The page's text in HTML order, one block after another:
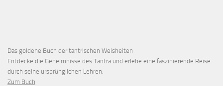
Das goldene Buch der tantrischen Weisheiten
Entdecke die Geheimnisse des Tantra und erlebe eine faszinierende Reise
durch seine ursprünglichen Lehren.
Zum Buch